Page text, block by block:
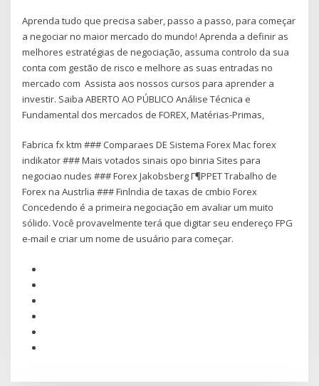
Aprenda tudo que precisa saber, passo a passo, para começar
a negociar no maior mercado do mundo! Aprenda a definir as
melhores estratégias de negociação, assuma controlo da sua
conta com gestão de risco e melhore as suas entradas no
mercado com Assista aos nossos cursos para aprender a
investir. Saiba ABERTO AO PÚBLICO Análise Técnica e
Fundamental dos mercados de FOREX, Matérias-Primas,
Fabrica fx ktm ### Comparaes DE Sistema Forex Mac forex
indikator ### Mais votados sinais opo binria Sites para
negociao nudes ### Forex Jakobsberg Г¶PPET Trabalho de
Forex na Austrlia ### Finlndia de taxas de cmbio Forex
Concedendo é a primeira negociação em avaliar um muito
sólido. Você provavelmente terá que digitar seu endereço FPG
e-mail e criar um nome de usuário para começar.